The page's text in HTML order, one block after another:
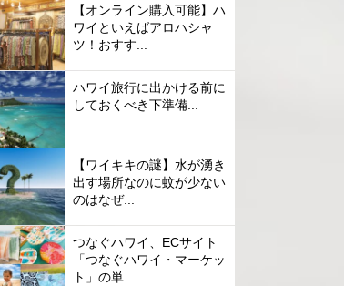
【オンライン購入可能】ハ
ワイといえばアロハシャ
ツ！おすす...
ハワイ旅行に出かける前に
しておくべき下準備...
【ワイキキの謎】水が湧き
出す場所なのに蚊が少ない
のはなぜ...
つなぐハワイ、ECサイト
「つなぐハワイ・マーケッ
ト」の単...